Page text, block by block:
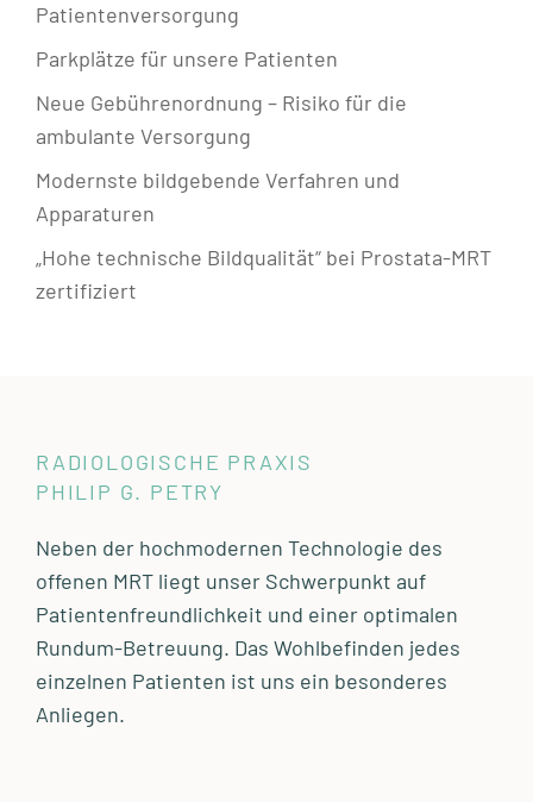
Patientenversorgung
Parkplätze für unsere Patienten
Neue Gebührenordnung – Risiko für die
ambulante Versorgung
Modernste bildgebende Verfahren und
Apparaturen
„Hohe technische Bildqualität“ bei Prostata-MRT
zertifiziert
RADIOLOGISCHE PRAXIS
PHILIP G. PETRY
Neben der hochmodernen Technologie des
offenen MRT liegt unser Schwerpunkt auf
Patientenfreundlichkeit und einer optimalen
Rundum-Betreuung. Das Wohlbefinden jedes
einzelnen Patienten ist uns ein besonderes
Anliegen.